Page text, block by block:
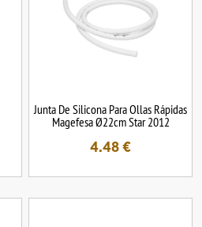
Junta De Silicona Para Ollas Rápidas
Magefesa Ø22cm Star 2012
4.48 €